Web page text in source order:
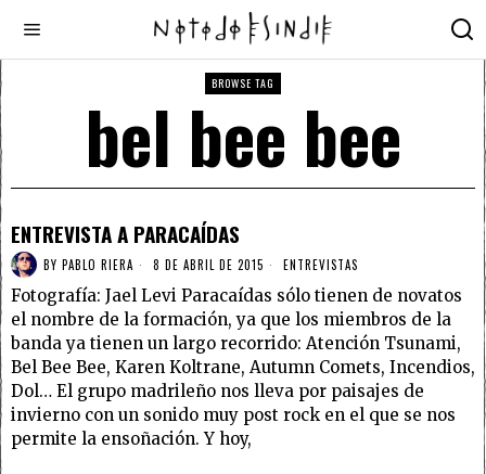
BROWSE TAG
bel bee bee
ENTREVISTA A PARACAÍDAS
BY PABLO RIERA 8 DE ABRIL DE 2015 ENTREVISTAS
Fotografía: Jael Levi Paracaídas sólo tienen de novatos
el nombre de la formación, ya que los miembros de la
banda ya tienen un largo recorrido: Atención Tsunami,
Bel Bee Bee, Karen Koltrane, Autumn Comets, Incendios,
Dol… El grupo madrileño nos lleva por paisajes de
invierno con un sonido muy post rock en el que se nos
permite la ensoñación. Y hoy,